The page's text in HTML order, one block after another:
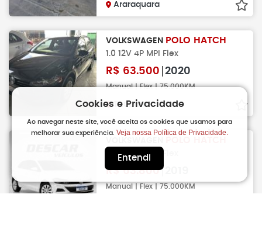
Araraquara
VOLKSWAGEN POLO HATCH
1.0 12V 4P MPI Flex
R$ 63.500 2020
Manual | Flex | 75.000KM
Taubate
1.0 12V 4P MPI Flex
R$63.800
Manual | Flex | 75.000KM
Cookies e Privacidade
Ao navegar neste site, você aceita os cookies que usamos para
melhorar sua experiência.Veja nossa Política de Privacidade.
Entendi